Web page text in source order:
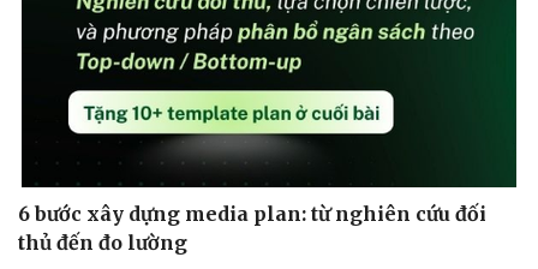
6 bước xây dựng media plan: từ nghiên cứu đối
thủ đến đo lường